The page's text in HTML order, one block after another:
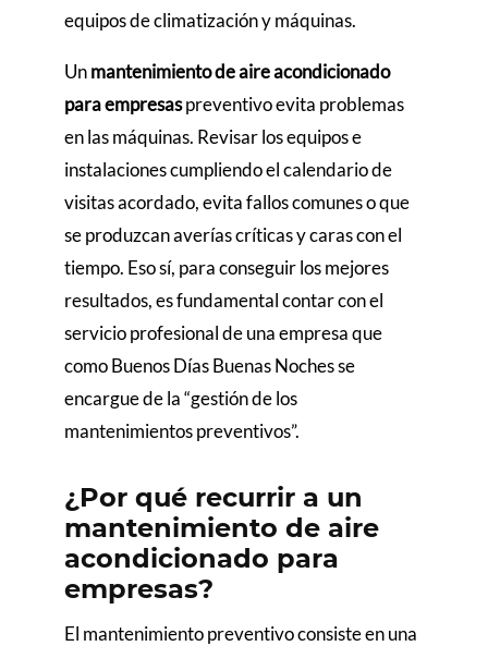
equipos de climatización y máquinas.
Unmantenimiento de aire acondicionado
para empresaspreventivo evita problemas
en las máquinas. Revisar los equipos e
instalaciones cumpliendo el calendario de
visitas acordado, evita fallos comunes o que
se produzcan averías críticas y caras con el
tiempo. Eso sí, para conseguir los mejores
resultados, es fundamental contar con el
servicio profesional de una empresa que
como Buenos Días Buenas Noches se
encargue de la “gestión de los
mantenimientos preventivos”.
¿Por qué recurrir a un
mantenimiento de aire
acondicionado para
empresas?
El mantenimiento preventivo consiste en una